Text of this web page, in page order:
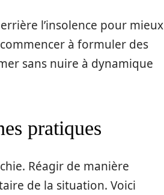
l’insolence pour mieux
à formuler des
sans nuire à dynamique
pratiques
Réagir de manière
de la situation. Voici